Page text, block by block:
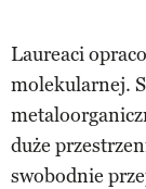
Laureaci
molekularnej.
duże
swobodnie